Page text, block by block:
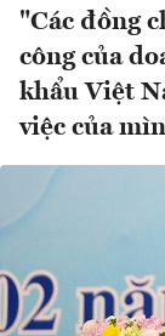
"Các đồng
công của
khẩu Việt
việc của